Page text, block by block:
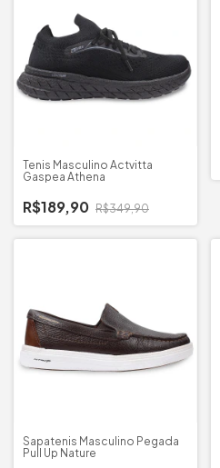
Tenis Masculino Actvitta
Gaspea Athena
R$189,90 R$349,90
Sapatenis Masculino Pegada
Pull Up Nature